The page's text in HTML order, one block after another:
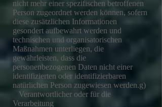
nicht mehr einer spezifischen betroffenen
Person zugeordnet werden können, sofern
diese zusätzlichen Informationen
gesondert aufbewahrt werden und
technischen und organisatorischen
Maßnahmen unterliegen, die
gewährleisten, dass die
personenbezogenen Daten nicht einer
identifizierten oder identifizierbaren
natürlichen Person zugewiesen werden.g)
Verantwortlicher oder für die
Verarbeitung